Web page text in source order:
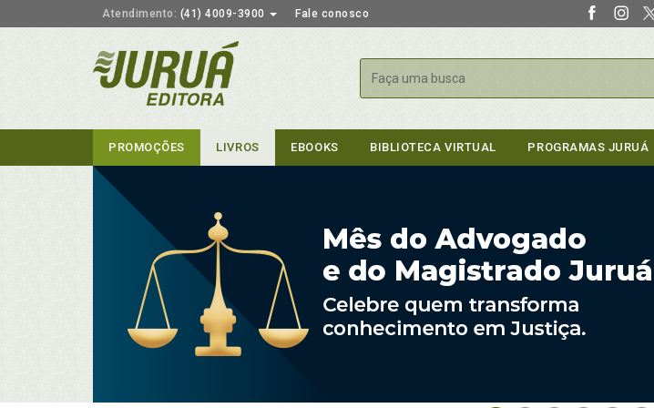
Atendimento: (41) 4009-3900 Fale conosco
Buscar
PROMOÇÕES LIVROS EBOOKS BIBLIOTECA VIRTUAL PROGRAMAS JURUÁ